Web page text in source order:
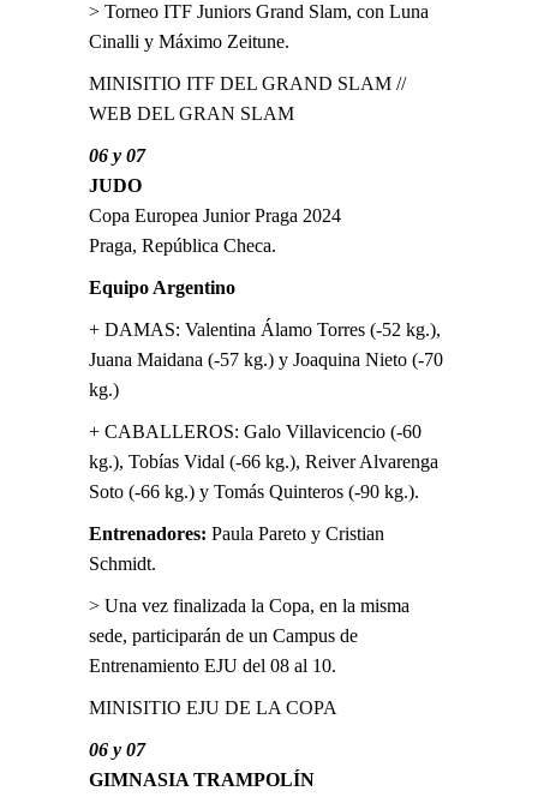
> Torneo ITF Juniors Grand Slam, con Luna
Cinalli y Máximo Zeitune.
MINISITIO ITF DEL GRAND SLAM //
WEB DEL GRAN SLAM
06 y 07
JUDO
Copa Europea Junior Praga 2024
Praga, República Checa.
Equipo Argentino
+ DAMAS: Valentina Álamo Torres (-52 kg.),
Juana Maidana (-57 kg.) y Joaquina Nieto (-70
kg.)
+ CABALLEROS: Galo Villavicencio (-60
kg.), Tobías Vidal (-66 kg.), Reiver Alvarenga
Soto (-66 kg.) y Tomás Quinteros (-90 kg.).
Entrenadores: Paula Pareto y Cristian
Schmidt.
> Una vez finalizada la Copa, en la misma
sede, participarán de un Campus de
Entrenamiento EJU del 08 al 10.
MINISITIO EJU DE LA COPA
06 y 07
GIMNASIA TRAMPOLÍN